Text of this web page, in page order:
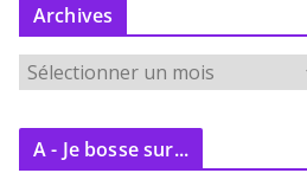
Archives
r
c
A - Je bosse sur...